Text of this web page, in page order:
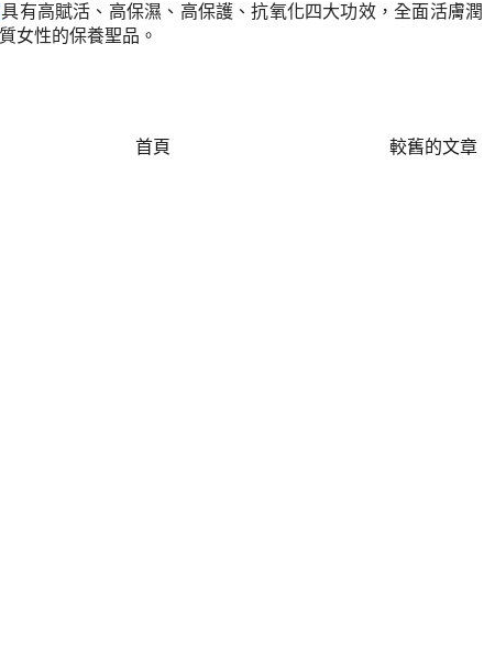
具有高賦活、高保濕、高保護、抗氧化四大功效，全面活膚潤
女性的保養聖品。
較舊的文章
首頁